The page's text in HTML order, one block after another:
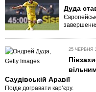
Дуда
25 ЧЕРВНЯ
Саудівській Аравії
Поїде догравати кар’єру.